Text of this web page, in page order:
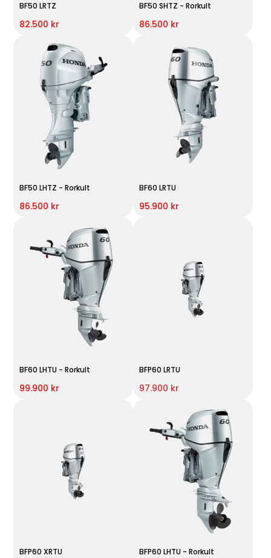
BF50 LRTZ
82.500 kr
BF50 SHTZ - Rorkult
86.500 kr
BF50 LHTZ - Rorkult
86.500 kr
BF60 LRTU
95.900 kr
BF60 LHTU - Rorkult
99.900 kr
BFP60 LRTU
97.900 kr
BFP60 XRTU BFP60 LHTU - Rorkult